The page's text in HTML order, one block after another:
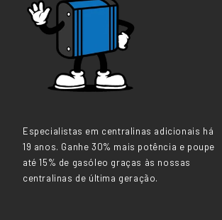
Especialistas em centralinas adicionais há
19 anos. Ganhe 30% mais potência e poupe
até 15% de gasóleo graças às nossas
centralinas de última geração.